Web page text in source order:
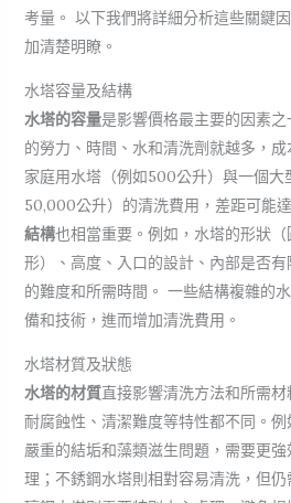
考量。 以下我們將詳細分析這些關鍵
加清楚明瞭。
水塔容量及結構
水塔的容量是影響價格最主要的因素
的勞力、時間、水和清洗劑就越多，
家庭用水塔（例如500公升）與一個大
50,000公升）的清洗費用，差距可能
結構也相當重要。例如，水塔的形狀
形）、高度、入口的設計、內部是否
的難度和所需時間。 一些結構複雜的
備和技術，進而增加清洗費用。
水塔材質及狀態
水塔的材質直接影響清洗方法和所需
耐腐蝕性、清潔難度等特性都不同。
嚴重的結垢和藻類滋生問題，需要更
理；不銹鋼水塔則相對容易清洗，但